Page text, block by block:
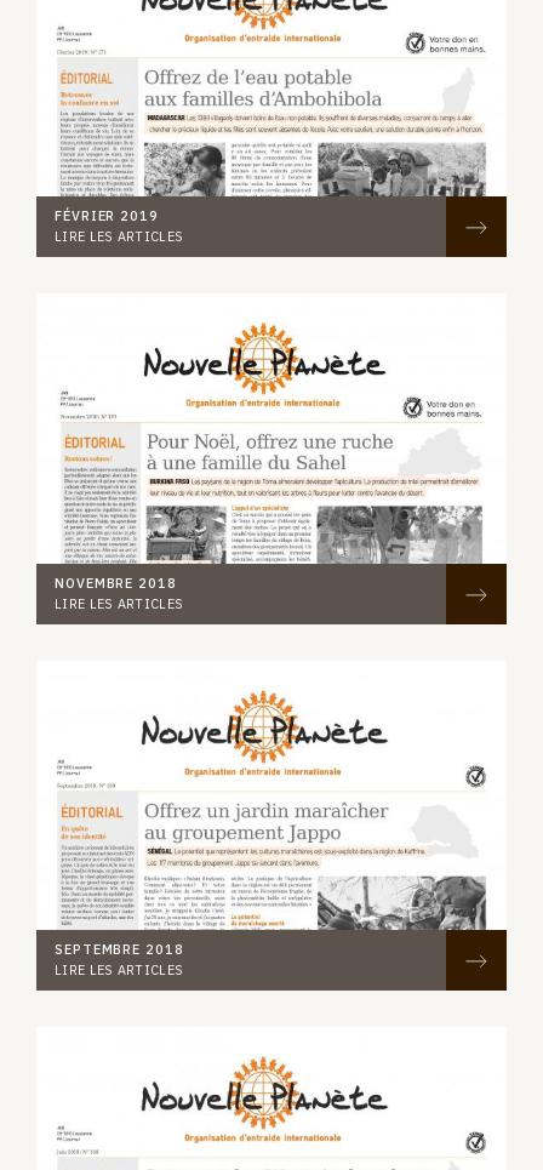
FÉVRIER 2019
LIRE LES ARTICLES
NOVEMBRE 2018
LIRE LES ARTICLES
SEPTEMBRE 2018
LIRE LES ARTICLES